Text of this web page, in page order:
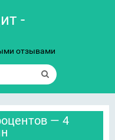
-
отзывами
— 4